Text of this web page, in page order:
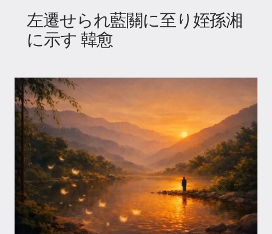
左遷せられ藍關に至り姪孫湘
に示す 韓愈